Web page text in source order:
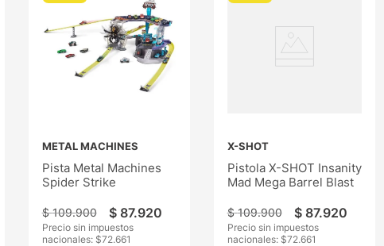
METAL MACHINES
Pista Metal Machines
Spider Strike
$ 109.900 $ 87.920
Precio sin impuestos
nacionales: $72.661
X-SHOT
Pistola X-SHOT Insanity
Mad Mega Barrel Blast
$ 109.900 $ 87.920
Precio sin impuestos
nacionales: $72.661